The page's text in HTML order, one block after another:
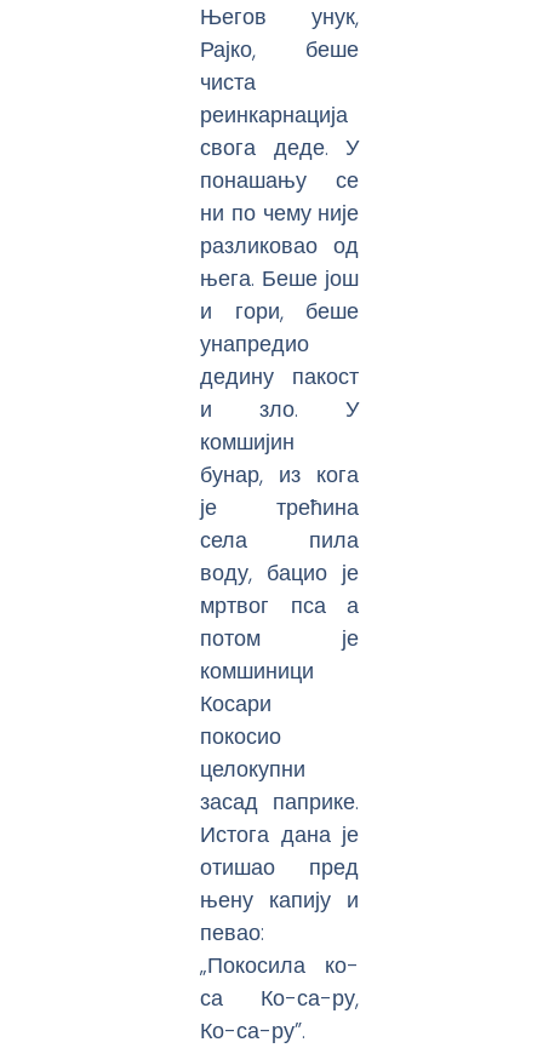
Његов унук,
Рајко, беше
чиста
реинкарнација
свога деде. У
понашању се
ни по чему није
разликовао од
њега. Беше још
и гори, беше
унапредио
дедину пакост
и зло. У
комшијин
бунар, из кога
је трећина
села пила
воду, бацио је
мртвог пса а
потом је
комшиници
Косари
покосио
целокупни
засад паприке.
Истога дана је
отишао пред
њену капију и
певао:
„Покосила ко-
са Ко-са-ру,
Ко-са-ру”.